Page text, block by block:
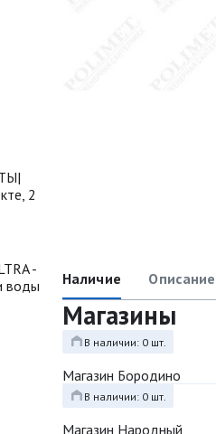
2
-
воды
Наличие Описание
Магазины
В наличии: 0 шт.
Магазин Бородино
В наличии: 0 шт.
Магазин Народный